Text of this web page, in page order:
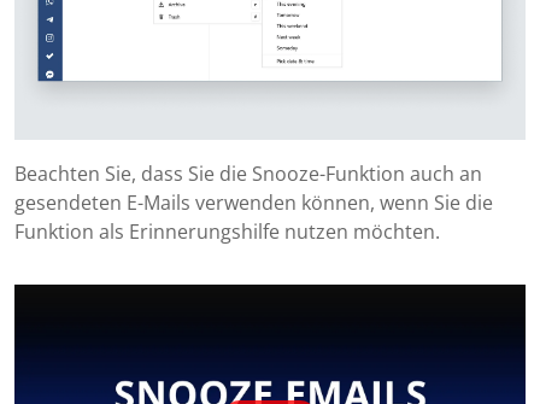
Beachten Sie, dass Sie die Snooze-Funktion auch an
gesendeten E-Mails verwenden können, wenn Sie die
Funktion als Erinnerungshilfe nutzen möchten.